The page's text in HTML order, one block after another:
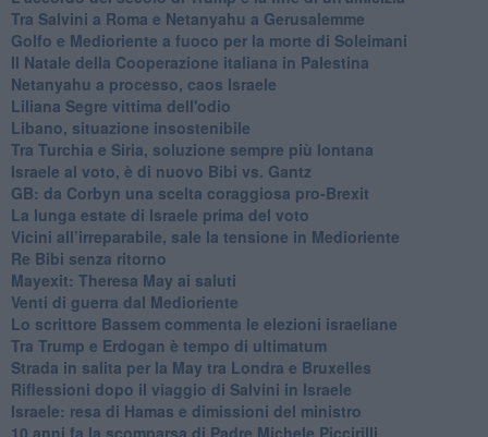
Tra Salvini a Roma e Netanyahu a Gerusalemme
Golfo e Medioriente a fuoco per la morte di Soleimani
Il Natale della Cooperazione italiana in Palestina
Netanyahu a processo, caos Israele
Liliana Segre vittima dell'odio
Libano, situazione insostenibile
Tra Turchia e Siria, soluzione sempre più lontana
Israele al voto, è di nuovo Bibi vs. Gantz
GB: da Corbyn una scelta coraggiosa pro-Brexit
La lunga estate di Israele prima del voto
Vicini all’irreparabile, sale la tensione in Medioriente
Re Bibi senza ritorno
Mayexit: Theresa May ai saluti
Venti di guerra dal Medioriente
Lo scrittore Bassem commenta le elezioni israeliane
Tra Trump e Erdogan è tempo di ultimatum
Strada in salita per la May tra Londra e Bruxelles
Riflessioni dopo il viaggio di Salvini in Israele
Israele: resa di Hamas e dimissioni del ministro
10 anni fa la scomparsa di Padre Michele Piccirilli